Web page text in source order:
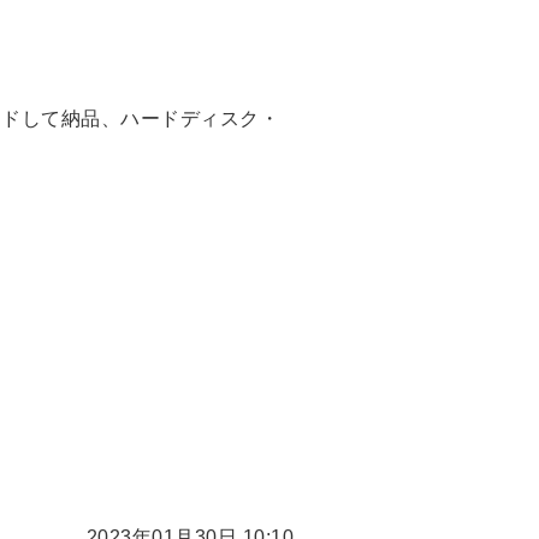
して納品、ハードディスク・